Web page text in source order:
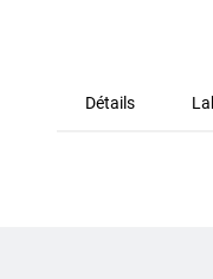
Détails